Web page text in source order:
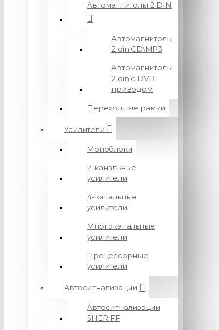
Автомагнитолы 2 DIN
Автомагнитолы
2 din CD\MP3
Автомагнитолы
2 din с DVD
приводом
Переходные рамки
Усилители
Моноблоки
2-канальные
усилители
4-канальные
усилители
Многоканальные
усилители
Процессорные
усилители
Автосигнализации
Автосигнализации
SHERIFF